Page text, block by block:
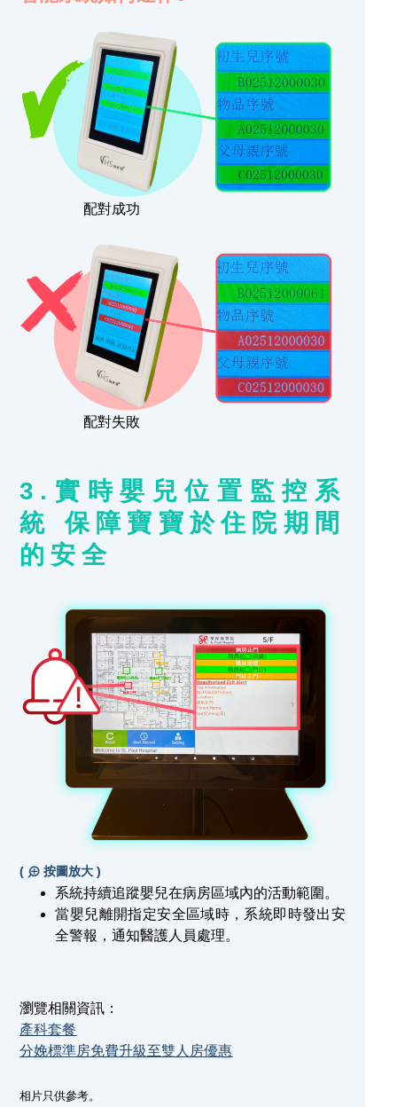
配對成功
配對失敗
3.實時嬰兒位置監控系
統 保障寶寶於住院期間
的安全
( 按圖放大 )
系統持續追蹤嬰兒在病房區域內的活動範圍。
當嬰兒離開指定安全區域時，系統即時發出安
全警報，通知醫護人員處理。
瀏覽相關資訊：
產科套餐
分娩標準房免費升級至雙人房優惠
相片只供參考。